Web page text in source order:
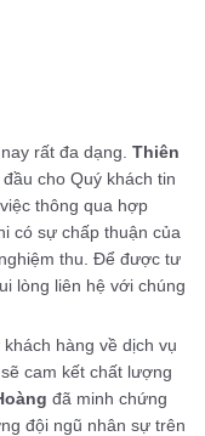
rất đa dạng. Thiên
cho Quý khách tin
thông qua hợp
có sự chấp thuận của
thu. Để được tư
lòng liên hệ với chúng
hàng về dịch vụ
cam kết chất lượng
đã minh chứng
đội ngũ nhân sự trên